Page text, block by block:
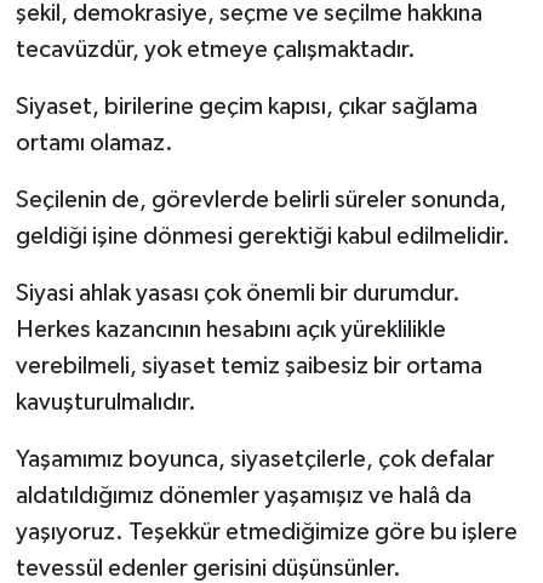
şekil, demokrasiye, seçme ve seçilme hakkına
tecavüzdür, yok etmeye çalışmaktadır.
Siyaset, birilerine geçim kapısı, çıkar sağlama
ortamı olamaz.
Seçilenin de, görevlerde belirli süreler sonunda,
geldiği işine dönmesi gerektiği kabul edilmelidir.
Siyasi ahlak yasası çok önemli bir durumdur.
Herkes kazancının hesabını açık yüreklilikle
verebilmeli, siyaset temiz şaibesiz bir ortama
kavuşturulmalıdır.
Yaşamımız boyunca, siyasetçilerle, çok defalar
aldatıldığımız dönemler yaşamışız ve halâ da
yaşıyoruz. Teşekkür etmediğimize göre bu işlere
tevessül edenler gerisini düşünsünler.